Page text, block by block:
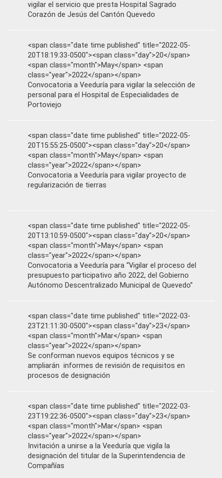
vigilar el servicio que presta Hospital Sagrado
Corazón de Jesús del Cantón Quevedo
<span class="date time published" title="2022-05-
20T18:19:33-0500"><span class="day">20</span>
<span class="month">May</span> <span
class="year">2022</span></span>
Convocatoria a Veeduría para vigilar la selección de
personal para el Hospital de Especialidades de
Portoviejo
<span class="date time published" title="2022-05-
20T15:55:25-0500"><span class="day">20</span>
<span class="month">May</span> <span
class="year">2022</span></span>
Convocatoria a Veeduría para vigilar proyecto de
regularización de tierras
<span class="date time published" title="2022-05-
20T13:10:59-0500"><span class="day">20</span>
<span class="month">May</span> <span
class="year">2022</span></span>
Convocatoria a Veeduría para “Vigilar el proceso del
presupuesto participativo año 2022, del Gobierno
Autónomo Descentralizado Municipal de Quevedo”
<span class="date time published" title="2022-03-
23T21:11:30-0500"><span class="day">23</span>
<span class="month">Mar</span> <span
class="year">2022</span></span>
Se conforman nuevos equipos técnicos y se
ampliarán informes de revisión de requisitos en
procesos de designación
<span class="date time published" title="2022-03-
23T19:22:36-0500"><span class="day">23</span>
<span class="month">Mar</span> <span
class="year">2022</span></span>
Invitación a unirse a la Veeduría que vigila la
designación del titular de la Superintendencia de
Compañías